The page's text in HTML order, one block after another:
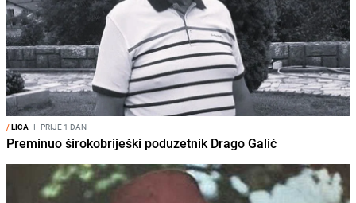
/LICA I PRIJE 1 DAN
Preminuo širokobriješki poduzetnik Drago Galić